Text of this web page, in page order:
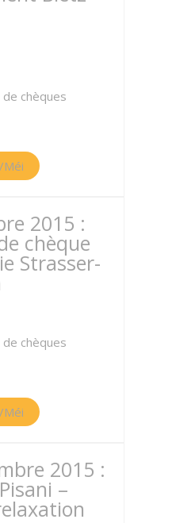
de chèques
Méi
2015 :
chèque
Strasser-
de chèques
Méi
2015 :
–